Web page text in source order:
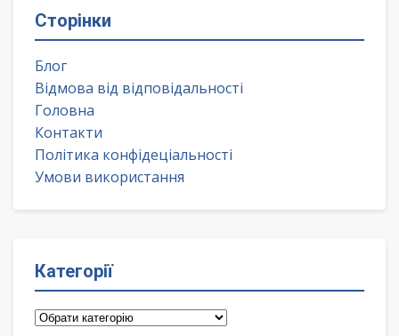
Сторінки
Блог
Відмова від відповідальності
Головна
Контакти
Політика конфідеціальності
Умови використання
Категорії
Категорії